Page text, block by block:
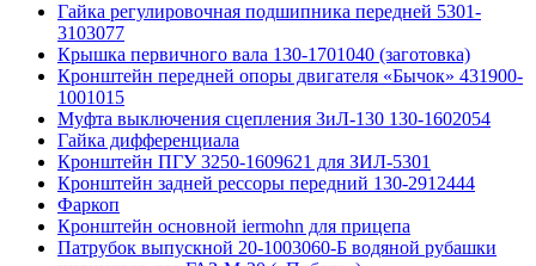
Гайка регулировочная подшипника передней 5301-
3103077
Крышка первичного вала 130-1701040 (заготовка)
Кронштейн передней опоры двигателя «Бычок» 431900-
1001015
Муфта выключения сцепления ЗиЛ-130 130-1602054
Гайка дифференциала
Кронштейн ПГУ 3250-1609621 для ЗИЛ-5301
Кронштейн задней рессоры передний 130-2912444
Фаркоп
Кронштейн основной iermohn для прицепа
Патрубок выпускной 20-1003060-Б водяной рубашки